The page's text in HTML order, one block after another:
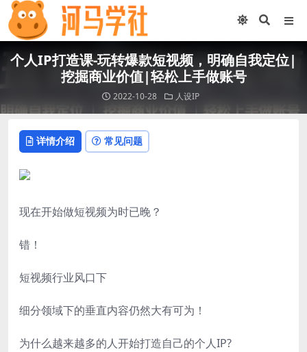
个人IP打造课-玩转爆款短视频，明确自我定位|
挖掘商业价值|轻松上手做账号
2022-10-28 人设IP
详情介绍 常见问题
现在开始做短视频为时已晚？
错！
短视频行业风口下
细分领域下的垂直内容仍然大有可为！
为什么越来越多的人开始打造自己的个人IP?